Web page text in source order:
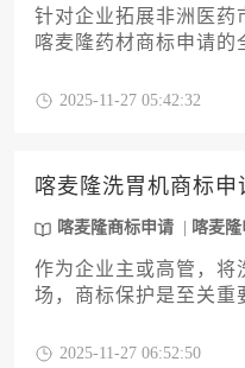
针对企业拓展非洲医药
喀麦隆药材商标申请的
格的12个关键因素，
2025-11-27 05:42:32
喀麦隆洗胃机商标
喀麦隆商标申请 喀麦
作为企业主或高管，将
场，商标保护是至关重
攻略，深度解析从前
2025-11-27 06:52:50